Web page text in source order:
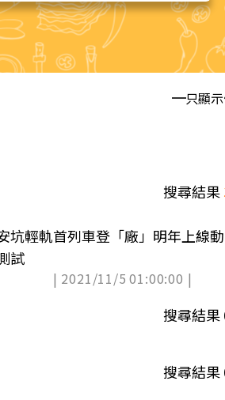
只顯
搜尋結果
坑輕軌首列車登「廠」明年上線
試
| 2021/11/5 01:00:00 |
搜尋結果
搜尋結果